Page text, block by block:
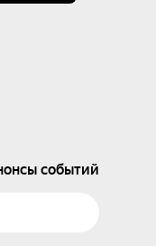
событий